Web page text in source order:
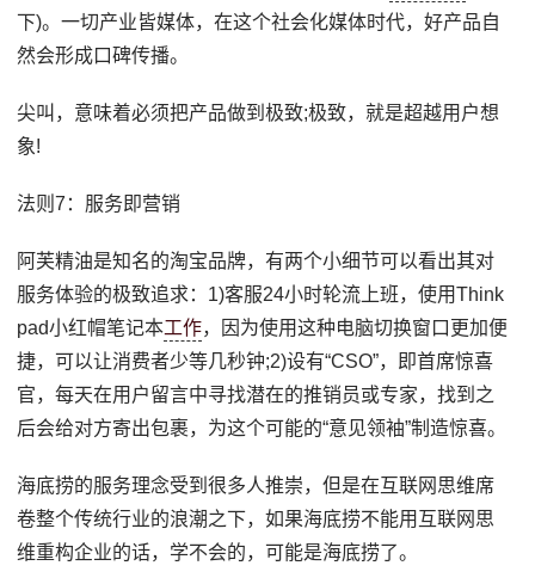
下)。一切产业皆媒体，在这个社会化媒体时代，好产品自
然会形成口碑传播。
尖叫，意味着必须把产品做到极致;极致，就是超越用户想
象!
法则7：服务即营销
阿芙精油是知名的淘宝品牌，有两个小细节可以看出其对
服务体验的极致追求：1)客服24小时轮流上班，使用Think
pad小红帽笔记本工作，因为使用这种电脑切换窗口更加便
捷，可以让消费者少等几秒钟;2)设有“CSO”，即首席惊喜
官，每天在用户留言中寻找潜在的推销员或专家，找到之
后会给对方寄出包裹，为这个可能的“意见领袖”制造惊喜。
海底捞的服务理念受到很多人推崇，但是在互联网思维席
卷整个传统行业的浪潮之下，如果海底捞不能用互联网思
维重构企业的话，学不会的，可能是海底捞了。